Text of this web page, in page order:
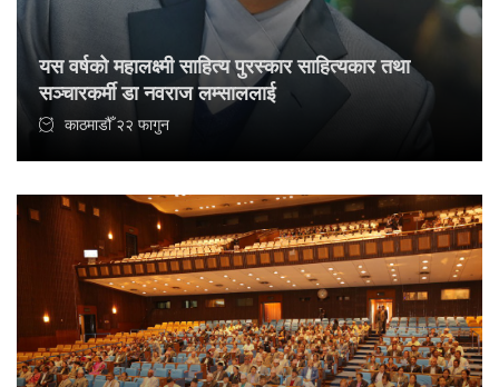
यस वर्षको महालक्ष्मी साहित्य पुरस्कार साहित्यकार तथा
सञ्चारकर्मी डा नवराज लम्साललाई
काठमाडौँ २२ फागुन